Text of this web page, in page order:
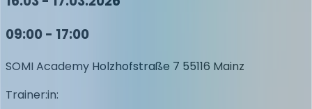
09:00 - 17:00
SOMI Academy Holzhofstraße 7 55116 Mainz
Trainer:in: